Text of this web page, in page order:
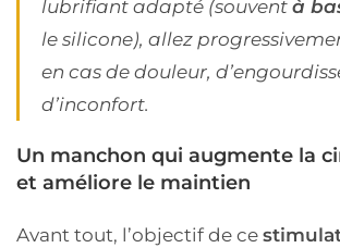
lubrifiant adapté (souvent à
le silicone), allez
en cas de douleur,
d’inconfort.
Un manchon qui augmente la
et améliore le maintien
Avant tout, l’objectif de ce